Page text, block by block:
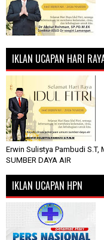
IKLAN UCAPAN HARI
Erwin Sulistya Pambudi S.T,
SUMBER DAYA AIR
IKLAN UCAPAN HPN